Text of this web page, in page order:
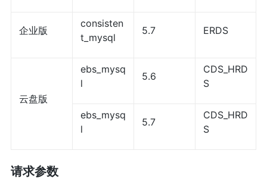
企业版
consisten
t_mysql
5.7 ERDS
云盘版
ebs_mysq
l
5.6
CDS_HRD
S
ebs_mysq
l
5.7
CDS_HRD
S
请求参数